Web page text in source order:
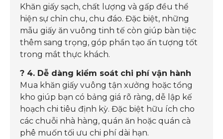
Khăn giấy sạch, chất lượng và gấp đều thể
hiện sự chỉn chu, chu đáo. Đặc biệt, những
mẫu giấy ăn vuông tinh tế còn giúp bàn tiệc
thêm sang trọng, góp phần tạo ấn tượng tốt
trong mắt thực khách.
? 4. Dễ dàng kiểm soát chi phí vận hành
Mua khăn giấy vuông tận xưởng hoặc tổng
kho giúp bạn có bảng giá rõ ràng, dễ lập kế
hoạch chi tiêu định kỳ. Đặc biệt hữu ích cho
các chuỗi nhà hàng, quán ăn hoặc quán cà
phê muốn tối ưu chi phí dài hạn.